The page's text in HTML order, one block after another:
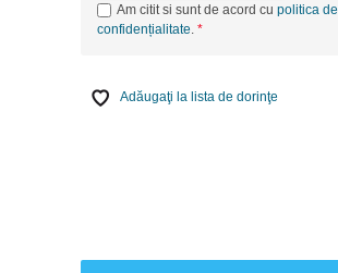
Am citit si sunt de acord cu politica de
confidențialitate.
Adăugaţi la lista de dorinţe